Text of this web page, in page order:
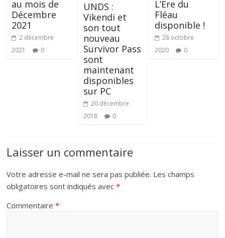
au mois de
Décembre
2021
2 décembre
2021
0
UNDS :
Vikendi et
son tout
nouveau
Survivor Pass
sont
maintenant
disponibles
sur PC
20 décembre
2018
0
L’Ere du
Fléau
disponible !
28 octobre
2020
0
Laisser un commentaire
Votre adresse e-mail ne sera pas publiée. Les champs
obligatoires sont indiqués avec*
Commentaire*